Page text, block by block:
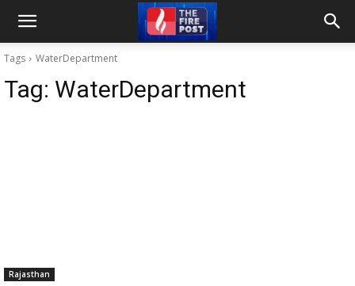
Tags WaterDepartment
Tag: WaterDepartment
Rajasthan